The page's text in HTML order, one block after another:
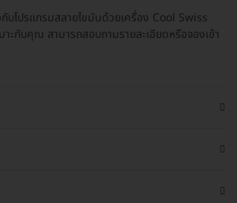
กับโปรแกรมสลายไขมันด้วยเครื่อง Cool Swiss
ะกับคุณ สามารถสอบถามรายละเอียดหรือจองเข้า